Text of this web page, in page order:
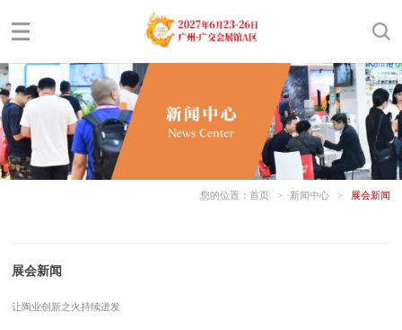
您的位置： 首页 > 新闻中心 > 展会新闻
展会新闻
让陶业创新之火持续迸发